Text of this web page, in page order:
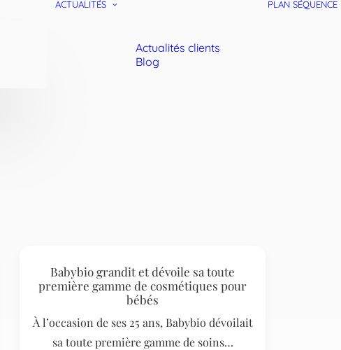
ACTUALITÉS
Actualités clients
Blog
PLAN SÉQUENCE
Babybio grandit et dévoile sa toute
première gamme de cosmétiques pour
bébés
À l’occasion de ses 25 ans, Babybio dévoilait
sa toute première gamme de soins…